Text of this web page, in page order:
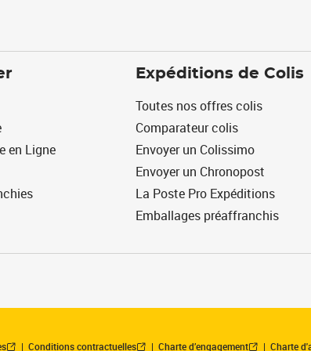
en Ligne
Expéditions de Colis
Toutes nos offres colis
Comparateur colis
Envoyer un Colissimo
Envoyer un Chronopost
La Poste Pro Expéditions
Emballages préaffranchis
Conditions contractuelles Charte d’engagement Charte